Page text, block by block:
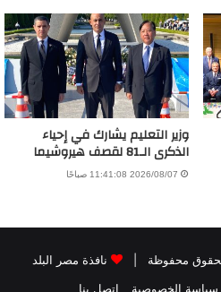
وزير التعليم يشارك في إحياء
الذكرى الـ81 لقصف هيروشيما
2026/08/07 11:41:08 صباحًا
نافذة مصر البلد
سياسة الخصوصية اتصل بنا